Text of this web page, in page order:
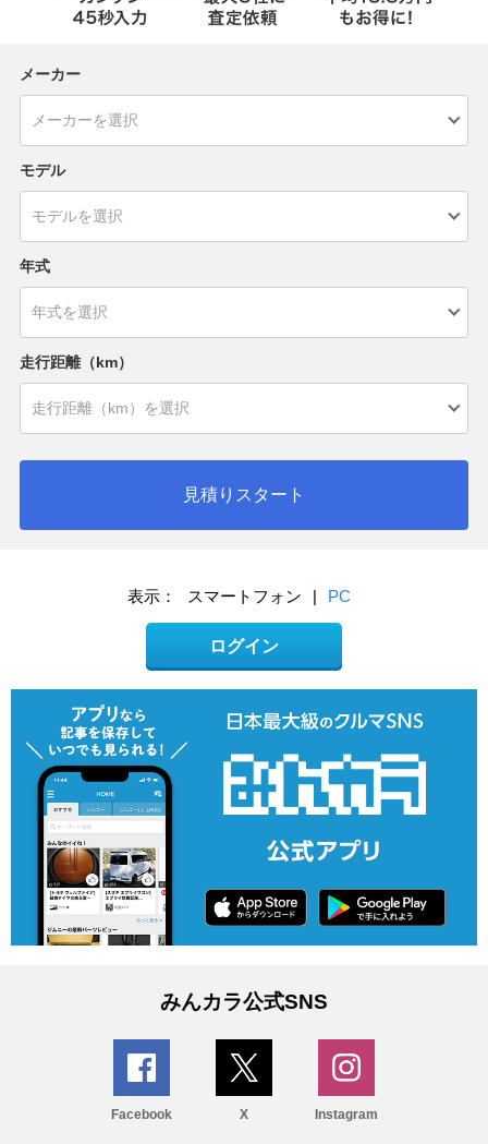
メーカー
モデル
年式
走行距離（km）
見積りスタート
表示： スマートフォン | PC
ログイン
みんカラ公式SNS
Facebook X Instagram